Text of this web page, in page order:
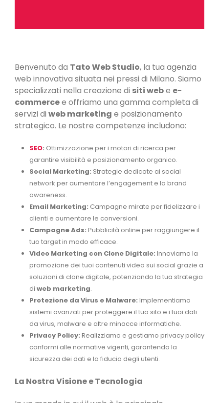
Benvenuto da Tato Web Studio, la tua agenzia
web innovativa situata nei pressi di Milano. Siamo
specializzati nella creazione di siti webe e-
commercee offriamo una gamma completa di
servizi di web marketing e posizionamento
strategico. Le nostre competenze includono:
SEO: Ottimizzazione per i motori di ricerca per
garantire visibilità e posizionamento organico.
Social Marketing: Strategie dedicate ai social
network per aumentare l’engagement e la brand
awareness.
Email Marketing: Campagne mirate per fidelizzare i
clienti e aumentare le conversioni.
Campagne Ads: Pubblicità online per raggiungere il
tuo target in modo efficace.
Video Marketing con Clone Digitale: Innoviamo la
promozione dei tuoi contenuti video sui social grazie a
soluzioni di clone digitale, potenziando la tua strategia
di web marketing.
Protezione da Virus e Malware: Implementiamo
sistemi avanzati per proteggere il tuo sito e i tuoi dati
da virus, malware e altre minacce informatiche.
Privacy Policy: Realizziamo e gestiamo privacy policy
conformi alle normative vigenti, garantendo la
sicurezza dei dati e la fiducia degli utenti.
La Nostra Visione e Tecnologia